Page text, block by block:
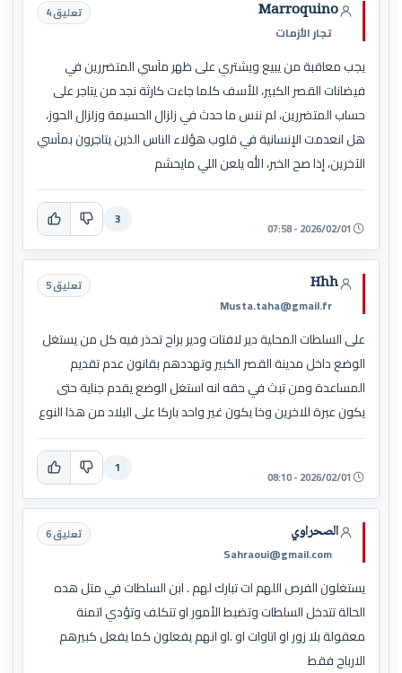
Marroquino
تجار الأزمات
تعليق 4
يجب معاقبة من يبيع ويشتري على ظهر مآسي المتضررين في
فيضانات القصر الكبير، للأسف كلما جاءت كارثة نجد من يتاجر على
حساب المتضررين، لم ننس ما حدث في زلزال الحسيمة وزلزال الحوز،
هل انعدمت الإنسانية في قلوب هؤلاء الناس الذين يتاجرون بمآسي
الآخرين، إذا صح الخبر، الله يلعن اللي مايحشم
2026/02/01 - 07:58
3
Hhh
Musta.taha@gmail.fr
تعليق 5
على السلطات المحلية دير لافتات ودير براح تحذر فيه كل من يستغل
الوضع داخل مدينة القصر الكبير وتهددهم بقانون عدم تقديم
المساعدة ومن تبث في حقه انه استغل الوضع يقدم جناية حتى
يكون عبرة للاخرين وخا يكون غير واحد باركا على البلاد من هذا النوع
2026/02/01 - 08:10
1
الصحراوي
Sahraoui@gmail.com
تعليق 6
يستغلون الفرص اللهم ات تبارك لهم . ابن السلطات في متل هده
الحالة تتدخل السلطات وتضبط الأمور او تتكلف وتؤدي اتمنة
معقولة بلا زور او اتاوات او .او انهم يفعلون كما يفعل كبيرهم
الارباح فقط